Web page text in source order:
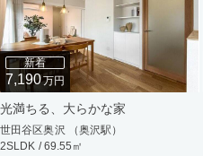
新着
7,190万円
光満ちる、大らかな家
世田谷区奥沢 （奥沢駅）
2SLDK / 69.55㎡